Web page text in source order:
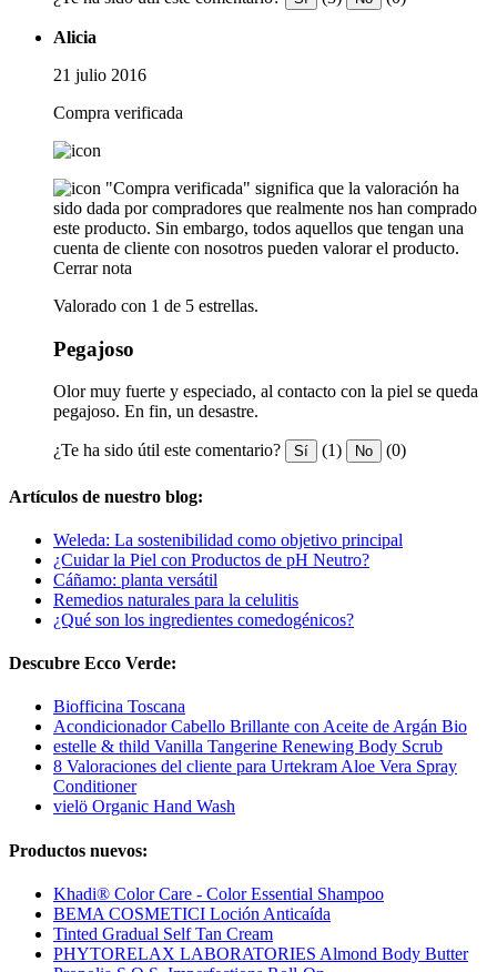
Alicia
21 julio 2016
Compra verificada
"Compra verificada" significa que la valoración ha
sido dada por compradores que realmente nos han comprado
este producto. Sin embargo, todos aquellos que tengan una
cuenta de cliente con nosotros pueden valorar el producto.
Cerrar nota
Valorado con 1 de 5 estrellas.
Pegajoso
Olor muy fuerte y especiado, al contacto con la piel se queda
pegajoso. En fin, un desastre.
¿Te ha sido útil este comentario? Sí (1) No (0)
Artículos de nuestro blog:
Weleda: La sostenibilidad como objetivo principal
¿Cuidar la Piel con Productos de pH Neutro?
Cáñamo: planta versátil
Remedios naturales para la celulitis
¿Qué son los ingredientes comedogénicos?
Descubre Ecco Verde:
Biofficina Toscana
Acondicionador Cabello Brillante con Aceite de Argán Bio
estelle & thild Vanilla Tangerine Renewing Body Scrub
8 Valoraciones del cliente para Urtekram Aloe Vera Spray
Conditioner
vielö Organic Hand Wash
Productos nuevos:
Khadi® Color Care - Color Essential Shampoo
BEMA COSMETICI Loción Anticaída
Tinted Gradual Self Tan Cream
PHYTORELAX LABORATORIES Almond Body Butter